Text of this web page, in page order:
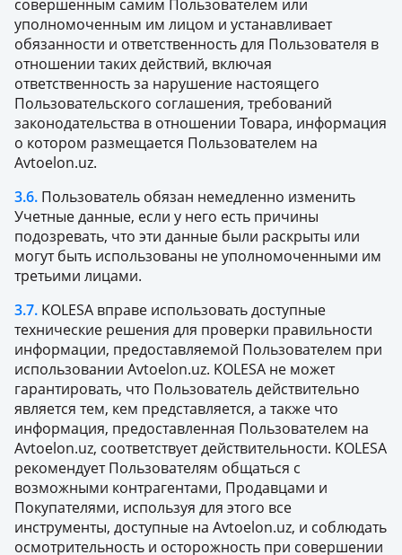
совершенным самим Пользователем или
уполномоченным им лицом и устанавливает
обязанности и ответственность для Пользователя в
отношении таких действий, включая
ответственность за нарушение настоящего
Пользовательского соглашения, требований
законодательства в отношении Товара, информация
о котором размещается Пользователем на
Avtoelon.uz.
3.6. Пользователь обязан немедленно изменить
Учетные данные, если у него есть причины
подозревать, что эти данные были раскрыты или
могут быть использованы не уполномоченными им
третьими лицами.
3.7. KOLESA вправе использовать доступные
технические решения для проверки правильности
информации, предоставляемой Пользователем при
использовании Avtoelon.uz. KOLESA не может
гарантировать, что Пользователь действительно
является тем, кем представляется, а также что
информация, предоставленная Пользователем на
Avtoelon.uz, соответствует действительности. KOLESA
рекомендует Пользователям общаться с
возможными контрагентами, Продавцами и
Покупателями, используя для этого все
инструменты, доступные на Avtoelon.uz, и соблюдать
осмотрительность и осторожность при совершении